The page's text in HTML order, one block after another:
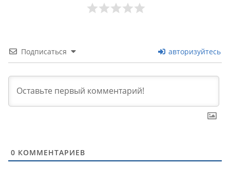
Подписаться авторизуйтесь
0 КОММЕНТАРИЕВ